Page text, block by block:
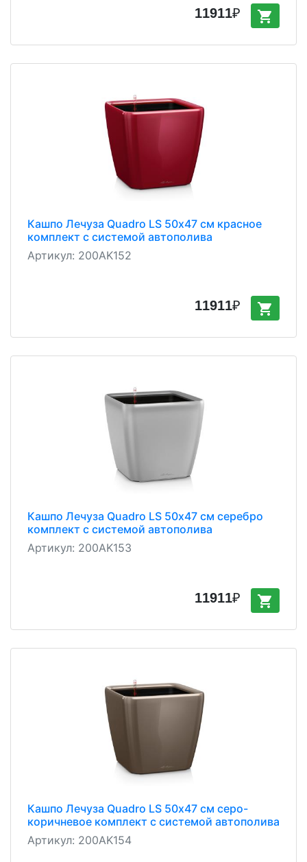
11911₽ shopping_cart
Кашпо Лечуза Quadro LS 50х47 см красное
комплект с системой автополива
Артикул: 200AK152
11911₽ shopping_cart
Кашпо Лечуза Quadro LS 50х47 см серебро
комплект с системой автополива
Артикул: 200AK153
11911₽ shopping_cart
Кашпо Лечуза Quadro LS 50х47 см серо-
коричневое комплект с системой автополива
Артикул: 200AK154